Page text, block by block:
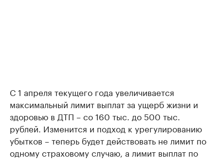
С 1 апреля текущего года увеличивается
максимальный лимит выплат за ущерб жизни и
здоровью в ДТП – со 160 тыс. до 500 тыс.
рублей. Изменится и подход к урегулированию
убытков – теперь будет действовать не лимит по
одному страховому случаю, а лимит выплат по